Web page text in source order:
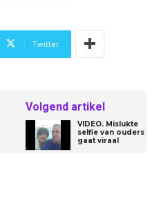
Twitter
Volgend artikel
VIDEO. Mislukte
selfie van ouders
gaat viraal